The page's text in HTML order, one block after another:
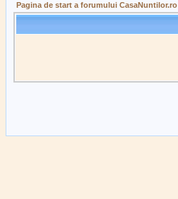
Pagina de start a forumului CasaNuntilor.ro